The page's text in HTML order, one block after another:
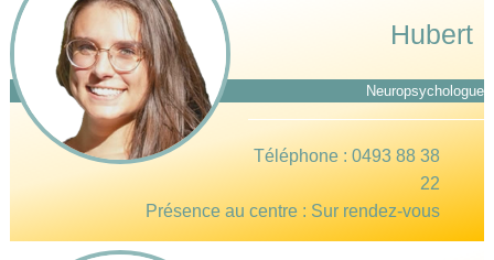
Hubert
Neuropsychologue
Téléphone : 0493 88 38
22
Présence au centre : Sur rendez-vous